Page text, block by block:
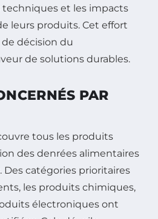
techniques et les impacts
leurs produits. Cet effort
de décision du
de solutions durables.
PAR
tous les produits
des denrées alimentaires
catégories prioritaires
les produits chimiques,
électroniques ont